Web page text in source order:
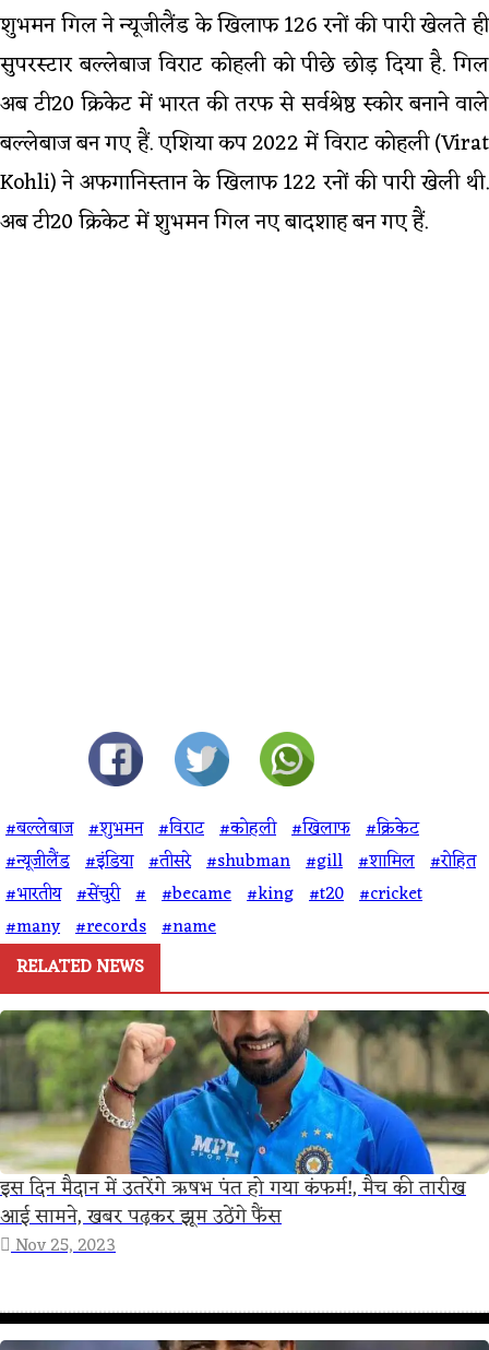
शुभमन गिल ने न्यूजीलैंड के खिलाफ 126 रनों की पारी खेलते ही
सुपरस्टार बल्लेबाज विराट कोहली को पीछे छोड़ दिया है. गिल
अब टी20 क्रिकेट में भारत की तरफ से सर्वश्रेष्ठ स्कोर बनाने वाले
बल्लेबाज बन गए हैं. एशिया कप 2022 में विराट कोहली (Virat
Kohli) ने अफगानिस्तान के खिलाफ 122 रनों की पारी खेली थी.
अब टी20 क्रिकेट में शुभमन गिल नए बादशाह बन गए हैं.
#बल्लेबाज #शुभमन #विराट #कोहली #खिलाफ #क्रिकेट
#न्यूजीलैंड #इंडिया #तीसरे #shubman #gill #शामिल #रोहित
#भारतीय #सेंचुरी # #became #king #t20 #cricket
#many #records #name
RELATED NEWS
इस दिन मैदान में उतरेंगे ऋषभ पंत हो गया कंफर्म!, मैच की तारीख
आई सामने, खबर पढ़कर झूम उठेंगे फैंस
Nov 25, 2023